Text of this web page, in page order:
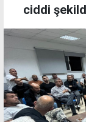
ciddi